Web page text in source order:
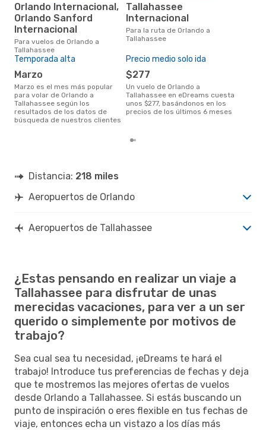
Orlando Internacional,
Orlando Sanford
Internacional
Para vuelos de Orlando a
Tallahassee
Tallahassee
Internacional
Para la ruta de Orlando a
Tallahassee
Temporada alta
marzo
marzo es el mes más popular
para volar de Orlando a
Tallahassee según los
resultados de los datos de
búsqueda de nuestros clientes
Precio medio solo ida
$277
Un vuelo de Orlando a
Tallahassee en eDreams cuesta
unos $277, basándonos en los
precios de los últimos 6 meses
Distancia: 218 miles
Aeropuertos de Orlando
Aeropuertos de Tallahassee
¿Estas pensando en realizar un viaje a
Tallahassee para disfrutar de unas
merecidas vacaciones, para ver a un ser
querido o simplemente por motivos de
trabajo?
Sea cual sea tu necesidad, ¡eDreams te hará el
trabajo! Introduce tus preferencias de fechas y deja
que te mostremos las mejores ofertas de vuelos
desde Orlando a Tallahassee. Si estás buscando un
punto de inspiración o eres flexible en tus fechas de
viaje, entonces echa un vistazo a los días más